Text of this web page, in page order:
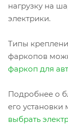
нагрузку на
электрики.
Типы
фаркопов
фаркоп для
Подробнее о
его установки
выбрать